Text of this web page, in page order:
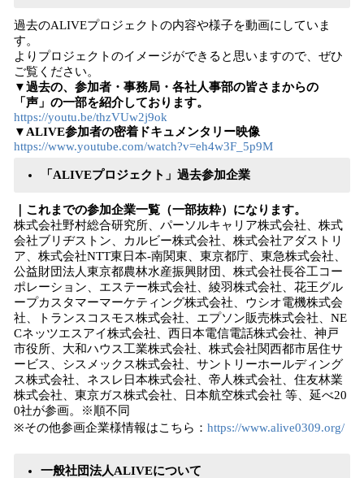
過去のALIVEプロジェクトの内容や様子を動画にしていま
す。
よりプロジェクトのイメージができると思いますので、ぜひ
ご覧ください。
▼過去の、参加者・事務局・各社人事部の皆さまからの
「声」の一部を紹介しております。
https://youtu.be/thzVUw2j9ok
▼ALIVE参加者の密着ドキュメンタリー映像
https://www.youtube.com/watch?v=eh4w3F_5p9M
「ALIVEプロジェクト」過去参加企業
｜これまでの参加企業一覧（一部抜粋）になります。
株式会社野村総合研究所、パーソルキャリア株式会社、株式
会社ブリヂストン、カルビー株式会社、株式会社アダストリ
ア、株式会社NTT東日本-南関東、東京都庁、東急株式会社、
公益財団法人東京都農林水産振興財団、株式会社長谷工コー
ポレーション、エステー株式会社、綾羽株式会社、花王グル
ープカスタマーマーケティング株式会社、ウシオ電機株式会
社、トランスコスモス株式会社、エプソン販売株式会社、NE
Cネッツエスアイ株式会社、西日本電信電話株式会社、神戸
市役所、大和ハウス工業株式会社、株式会社関西都市居住サ
ービス、シスメックス株式会社、サントリーホールディング
ス株式会社、ネスレ日本株式会社、帝人株式会社、住友林業
株式会社、東京ガス株式会社、日本航空株式会社 等、延べ20
0社が参画。※順不同
※その他参画企業様情報はこちら： https://www.alive0309.org/
一般社団法人ALIVEについて